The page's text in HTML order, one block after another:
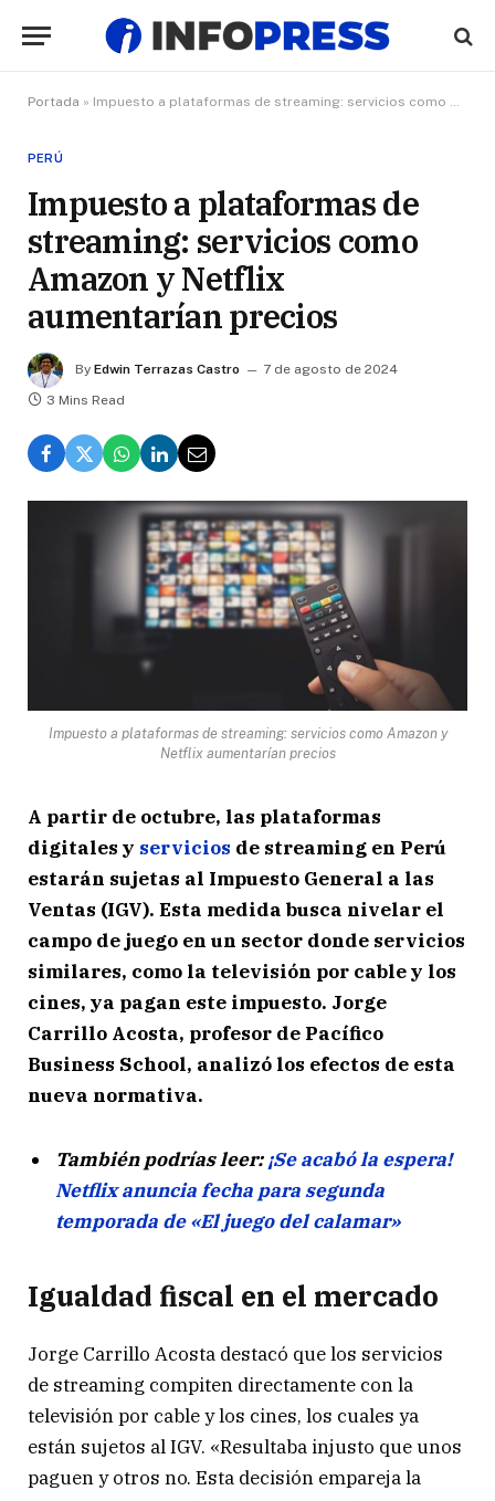
Portada » Impuesto a plataformas de streaming: servicios como Amazon y Netflix aumentarían precios
PERÚ
Impuesto a plataformas de
streaming: servicios como
Amazon y Netflix
aumentarían precios
By Edwin Terrazas Castro
7 de agosto de 2024
3 Mins Read
Impuesto a plataformas de streaming: servicios como Amazon y
Netflix aumentarían precios
A partir de octubre, las plataformas
digitales y servicios de streaming en Perú
estarán sujetas al Impuesto General a las
Ventas (IGV). Esta medida busca nivelar el
campo de juego en un sector donde servicios
similares, como la televisión por cable y los
cines, ya pagan este impuesto. Jorge
Carrillo Acosta, profesor de Pacífico
Business School, analizó los efectos de esta
nueva normativa.
También podrías leer:¡Se acabó la espera!
Netflix anuncia fecha para segunda
temporada de «El juego del calamar»
Igualdad fiscal en el mercado
Jorge Carrillo Acosta destacó que los servicios
de streaming compiten directamente con la
televisión por cable y los cines, los cuales ya
están sujetos al IGV. «Resultaba injusto que unos
paguen y otros no. Esta decisión empareja la